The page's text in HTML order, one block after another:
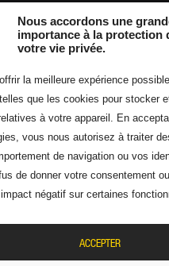
Nous accordons une
importance à la protection
votre vie privée.
la meilleure expérience
que les cookies pour stocker
à votre appareil. En
vous nous autorisez à traiter
de navigation ou vos
de donner votre consentement
négatif sur certaines
ACCEPTER
et réparation
Garantie
Politique de
Politique de
Distributeurs
Informations